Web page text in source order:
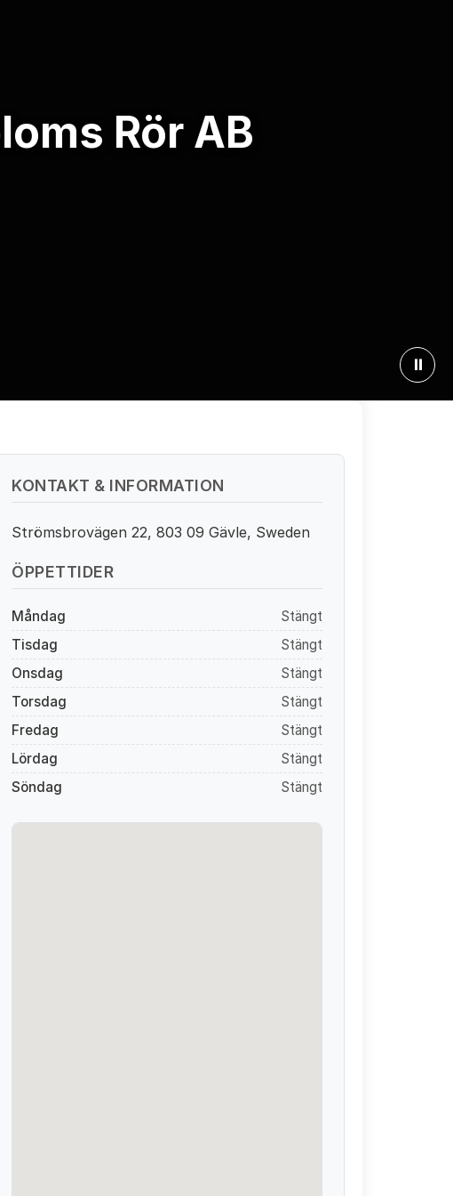
Rör AB
⏸
KONTAKT & INFORMATION
Strömsbrovägen 22, 803 09 Gävle, Sweden
ÖPPETTIDER
Måndag
Stängt
Tisdag
Stängt
Onsdag
Stängt
Torsdag
Stängt
Fredag
Stängt
Lördag
Stängt
Söndag
Stängt